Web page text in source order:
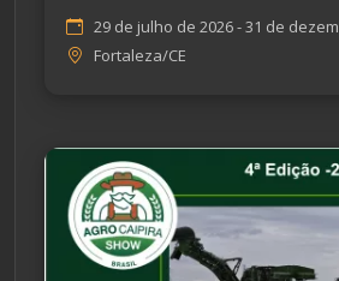
29 de julho de 2026 - 31 de
Fortaleza/CE